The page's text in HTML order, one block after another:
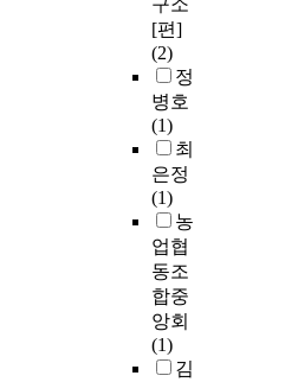
구소
[편]
(2)
정
병호
(1)
최
은정
(1)
농
업협
동조
합중
앙회
(1)
김